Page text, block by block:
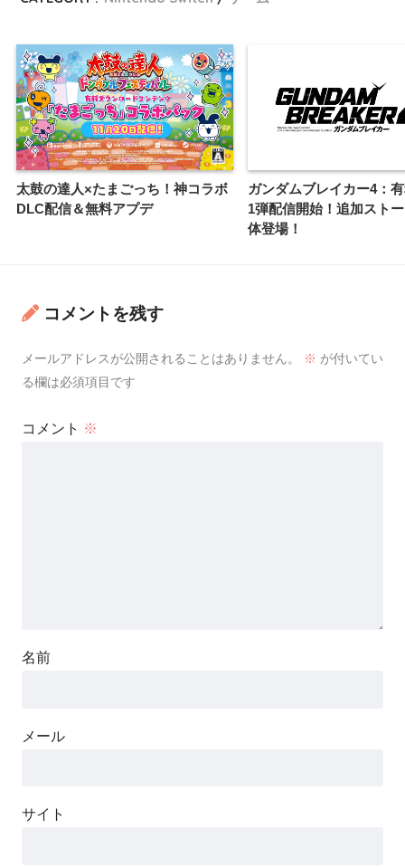
太鼓の達人×たまごっち！神コラボ
DLC配信＆無料アプデ
ガンダムブレイカー4：
1弾配信開始！追加スト
体登場！
コメントを残す
メールアドレスが公開されることはありません。 ※ が付いてい
る欄は必須項目です
コメント ※
名前
メール
サイト